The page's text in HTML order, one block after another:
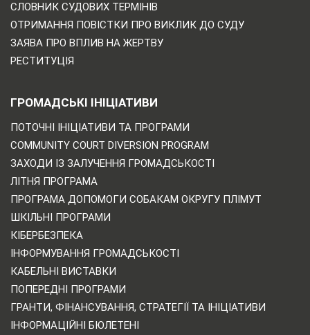
СЛОВНИК СУДОВИХ ТЕРМІНІВ
ОТРИМАННЯ ПОВІСТКИ ПРО ВИКЛИК ДО СУДУ
ЗАЯВА ПРО ВПЛИВ НА ЖЕРТВУ
РЕСТИТУЦІЯ
ГРОМАДСЬКІ ІНІЦІАТИВИ
ПОТОЧНІ ІНІЦІАТИВИ ТА ПРОГРАМИ
COMMUNITY COURT DIVERSION PROGRAM
ЗАХОДИ ІЗ ЗАЛУЧЕННЯ ГРОМАДСЬКОСТІ
ЛІТНЯ ПРОГРАМА
ПРОГРАМА ДОПОМОГИ СОБАКАМ ОКРУГУ ПЛІМУТ
ШКІЛЬНІ ПРОГРАМИ
КІБЕРБЕЗПЕКА
ІНФОРМУВАННЯ ГРОМАДСЬКОСТІ
КАБЕЛЬНІ ВИСТАВКИ
ПОПЕРЕДНІ ПРОГРАМИ
ГРАНТИ, ФІНАНСУВАННЯ, СТРАТЕГІЇ ТА ІНІЦІАТИВИ
ІНФОРМАЦІЙНІ БЮЛЕТЕНІ